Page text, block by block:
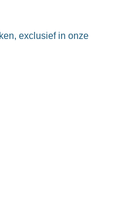
exclusief in onze